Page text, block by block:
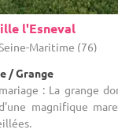
l'Esneval
Maritime (76)
/ Grange
: La grange
magnifique